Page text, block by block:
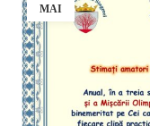
MAI